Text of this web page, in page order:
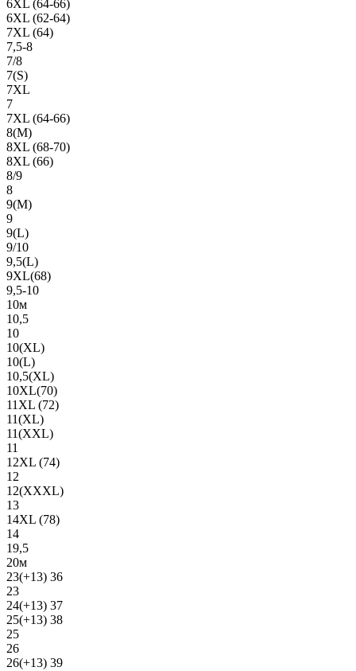
6XL (64-66)
6XL (62-64)
7XL (64)
7,5-8
7/8
7(S)
7XL
7
7XL (64-66)
8(М)
8XL (68-70)
8XL (66)
8/9
8
9(М)
9
9(L)
9/10
9,5(L)
9XL(68)
9,5-10
10м
10,5
10
10(XL)
10(L)
10,5(XL)
10XL(70)
11XL (72)
11(XL)
11(XXL)
11
12XL (74)
12
12(ХХХL)
13
14XL (78)
14
19,5
20м
23(+13) 36
23
24(+13) 37
25(+13) 38
25
26
26(+13) 39